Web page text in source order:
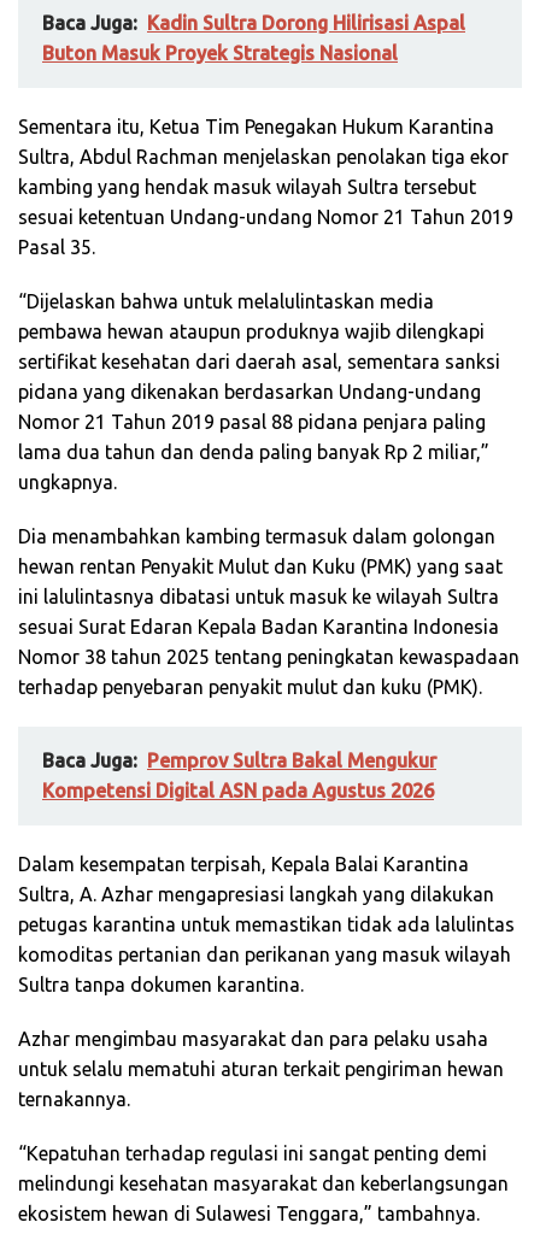
Baca Juga:
Kadin Sultra Dorong Hilirisasi Aspal
Buton Masuk Proyek Strategis Nasional
Sementara itu, Ketua Tim Penegakan Hukum Karantina
Sultra, Abdul Rachman menjelaskan penolakan tiga ekor
kambing yang hendak masuk wilayah Sultra tersebut
sesuai ketentuan Undang-undang Nomor 21 Tahun 2019
Pasal 35.
“Dijelaskan bahwa untuk melalulintaskan media
pembawa hewan ataupun produknya wajib dilengkapi
sertifikat kesehatan dari daerah asal, sementara sanksi
pidana yang dikenakan berdasarkan Undang-undang
Nomor 21 Tahun 2019 pasal 88 pidana penjara paling
lama dua tahun dan denda paling banyak Rp 2 miliar,”
ungkapnya.
Dia menambahkan kambing termasuk dalam golongan
hewan rentan Penyakit Mulut dan Kuku (PMK) yang saat
ini lalulintasnya dibatasi untuk masuk ke wilayah Sultra
sesuai Surat Edaran Kepala Badan Karantina Indonesia
Nomor 38 tahun 2025 tentang peningkatan kewaspadaan
terhadap penyebaran penyakit mulut dan kuku (PMK).
Baca Juga:
Pemprov Sultra Bakal Mengukur
Kompetensi Digital ASN pada Agustus 2026
Dalam kesempatan terpisah, Kepala Balai Karantina
Sultra, A. Azhar mengapresiasi langkah yang dilakukan
petugas karantina untuk memastikan tidak ada lalulintas
komoditas pertanian dan perikanan yang masuk wilayah
Sultra tanpa dokumen karantina.
Azhar mengimbau masyarakat dan para pelaku usaha
untuk selalu mematuhi aturan terkait pengiriman hewan
ternakannya.
“Kepatuhan terhadap regulasi ini sangat penting demi
melindungi kesehatan masyarakat dan keberlangsungan
ekosistem hewan di Sulawesi Tenggara,” tambahnya.